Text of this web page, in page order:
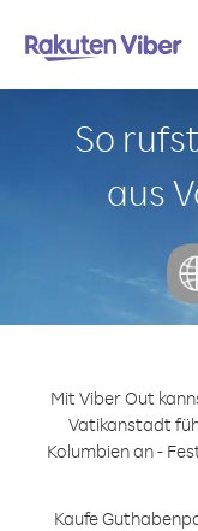
So
aus
Mit Viber Out
Vatikanstadt
Kolumbien an -
Kaufe